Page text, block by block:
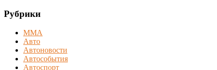
Рубрики
MMA
Авто
Автоновости
Автособытия
Автоспорт